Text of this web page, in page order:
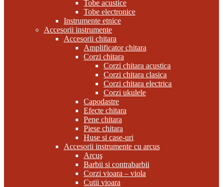
Tobe acustice
Tobe electronice
Instrumente etnice
Accesorii instrumente
Accesorii chitara
Amplificator chitara
Corzi chitara
Corzi chitara acustica
Corzi chitara clasica
Corzi chitara electrica
Corzi ukulele
Capodastre
Efecte chitara
Pene chitara
Piese chitara
Huse si case-uri
Accesorii instrumente cu arcus
Arcuş
Barbii si contrabarbii
Corzi vioara – viola
Cutii vioara